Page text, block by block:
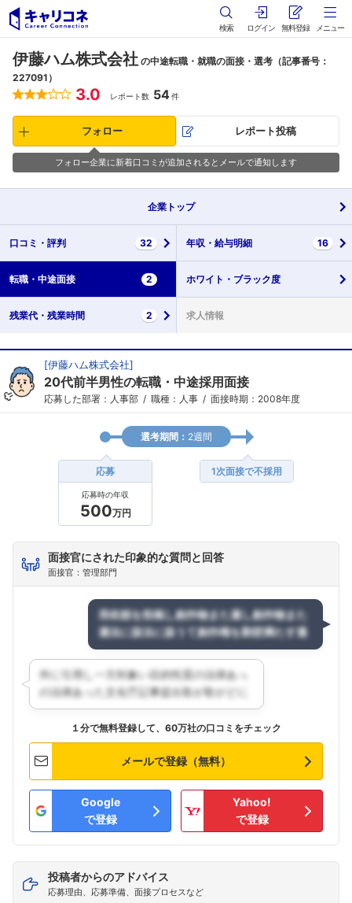
検索 ログイン 無料登録 メニュー
伊藤ハム株式会社 の中途転職・就職の面接・選考（記事番号：
227091）
3.0 レポート数 54件
フォロー レポート投稿
フォロー企業に新着口コミが追加されるとメールで通知します
企業 トップ
口コミ・ 評判 32 年収・ 給与明細 16
転職・ 中途面接 2 ホワイト・ ブラック度
残業代・ 残業時間 2 求人情報
[伊藤ハム株式会社]
20代前半男性の転職・中途採用面接
応募した部署：人事部 職種：人事 面接時期：2008年度
選考期間： 2週間
応募
応募時の年収
500万円
1次面接で不採用
面接官にされた印象的な質問と回答
面接官：管理部門
１分で無料登録して、60万社の口コミをチェック
メールで登録（無料）
Google
で登録
Yahoo!
で登録
投稿者からのアドバイス
応募理由、応募準備、面接プロセスなど